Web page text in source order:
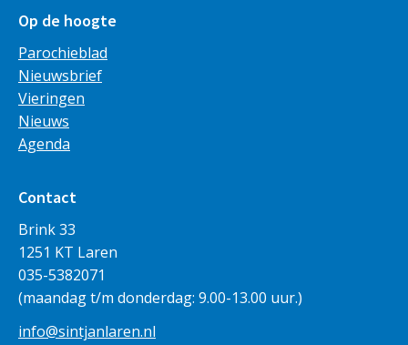
Op de hoogte
Parochieblad
Nieuwsbrief
Vieringen
Nieuws
Agenda
Contact
Brink 33
1251 KT Laren
035-5382071
(maandag t/m donderdag: 9.00-13.00 uur.)
info@sintjanlaren.nl